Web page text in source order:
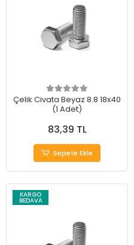
Çelik Civata Beyaz 8.8 18x40
(1 Adet)
83,39 TL
Sepete Ekle
KARGO
BEDAVA